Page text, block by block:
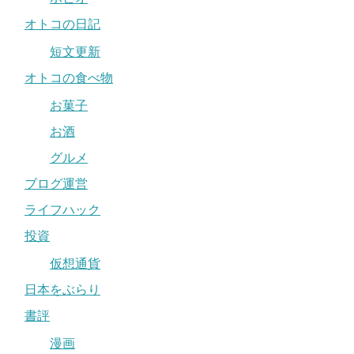
オトコの日記
短文更新
オトコの食べ物
お菓子
お酒
グルメ
ブログ運営
ライフハック
投資
仮想通貨
日本をぶらり
書評
漫画